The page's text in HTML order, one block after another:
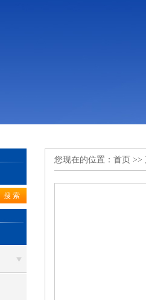
您现在的位置： 首页 >>